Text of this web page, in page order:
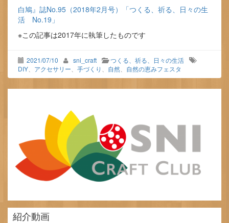
白鳩』誌No.95（2018年2月号）「つくる、祈る、日々の生
活 No.19」
※この記事は2017年に執筆したものです
2021/07/10 sni_craft
つくる、祈る、日々の生活
DIY、 アクセサリー、 手づくり 、 自然、 自然の恵みフェスタ
紹介動画